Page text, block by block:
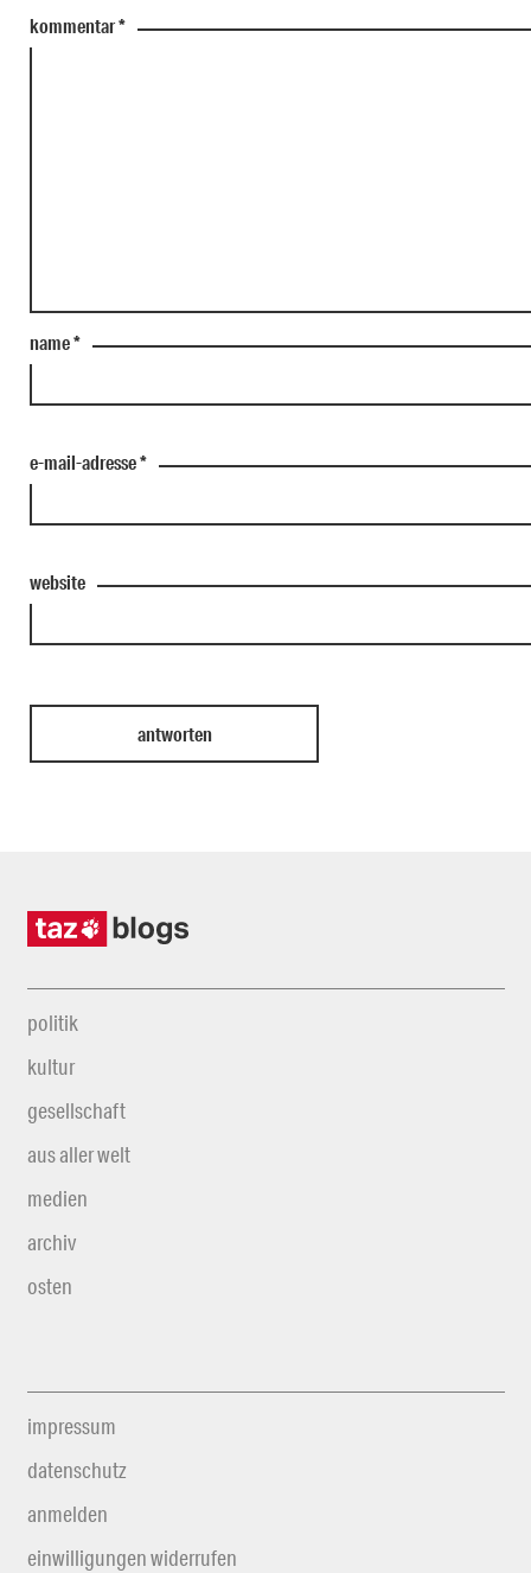
kommentar*
name*
e-mail-adresse*
website
politik
kultur
gesellschaft
aus aller welt
medien
archiv
osten
impressum
datenschutz
anmelden
einwilligungen widerrufen